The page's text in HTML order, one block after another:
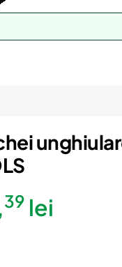
39 lei